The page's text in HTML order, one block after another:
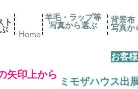
ト
Home
矢印上から
羊毛・ラップ等
写真から選ぶ
背景布
写真か
お客
ミモザハウス出